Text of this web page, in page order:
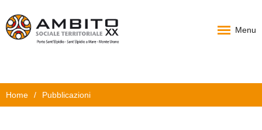
Menu
Home
Chi Siamo
Home / Pubblicazioni